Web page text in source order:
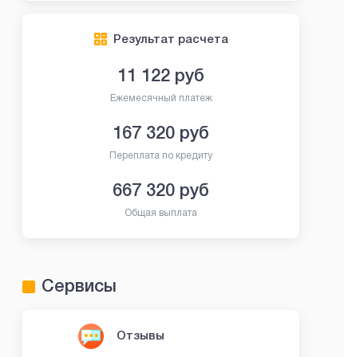
Результат расчета
11 122 руб
Ежемесячный платеж
167 320 руб
Переплата по кредиту
667 320 руб
Общая выплата
Сервисы
Отзывы